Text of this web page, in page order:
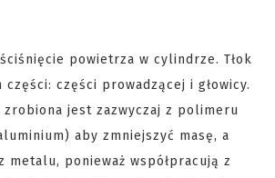
powietrza w cylindrze. Tłok
części: części prowadzącej i głowicy.
zrobiona jest zazwyczaj z polimeru
aby zmniejszyć masę, a
metalu, ponieważ współpracują z